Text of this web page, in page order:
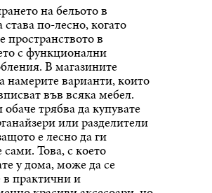
на бельото в
става по-лесно, когато
пространството в
с функционални
В магазините
намерите варианти, които
във всяка мебел.
трябва да купувате
или разделители
е лесно да ги
сами. Това, с което
у дома, може да се
практични и